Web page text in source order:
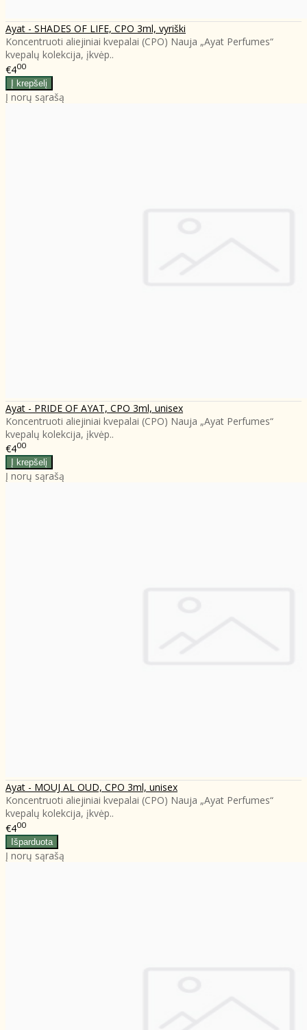
Ayat - SHADES OF LIFE, CPO 3ml, vyriški
Koncentruoti aliejiniai kvepalai (CPO) Nauja „Ayat Perfumes“
kvepalų kolekcija, įkvėp..
€400
Į norų sąrašą
Ayat - PRIDE OF AYAT, CPO 3ml, unisex
Koncentruoti aliejiniai kvepalai (CPO) Nauja „Ayat Perfumes“
kvepalų kolekcija, įkvėp..
€400
Į norų sąrašą
Ayat - MOUJ AL OUD, CPO 3ml, unisex
Koncentruoti aliejiniai kvepalai (CPO) Nauja „Ayat Perfumes“
kvepalų kolekcija, įkvėp..
€400
Į norų sąrašą